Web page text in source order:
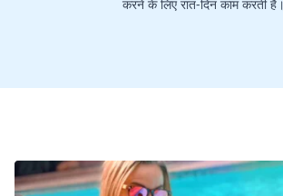
करने के लिए रात-दिन काम करती है।